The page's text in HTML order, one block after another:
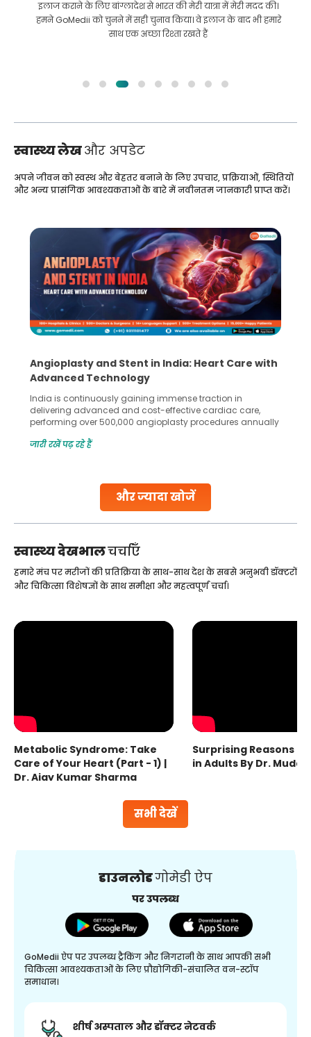
इलाज कराने के लिए बांग्लादेश से भारत की मेरी यात्रा में मेरी मदद की।
हमने GoMedii को चुनने में सही चुनाव किया। वे इलाज के बाद भी हमारे
साथ एक अच्छा रिश्ता रखते हैं
स्वास्थ्य लेखऔर अपडेट
और ज्यादा खोजें
अपने जीवन को स्वस्थ और बेहतर बनाने के लिए उपचार, प्रक्रियाओं, स्थितियों
और अन्य प्रासंगिक आवश्यकताओं के बारे में नवीनतम जानकारी प्राप्त करें।
Angioplasty and Stent in India: Heart Care with
Advanced Technology
India is continuously gaining immense traction in
delivering advanced and cost-effective cardiac care,
performing over 500,000 angioplasty procedures annually
globe are searching for treatments like angioplasty and
Studies, such as one published
जारी रखें पढ़ रहे हैं
स्वास्थ्य देखभालचर्चाएँ
सभी देखें
हमारे मंच पर मरीजों की प्रतिक्रिया के साथ-साथ देश के सबसे अनुभवी डॉक्टरों
और चिकित्सा विशेषज्ञों के साथ समीक्षा और महत्वपूर्ण चर्चा।
Metabolic Syndrome: Take
Care of Your Heart (Part - 1) |
Dr. Ajay Kumar Sharma
Surprising Reasons
in Adults By Dr.
डाउनलोडगोमेडी ऐप
पर उपलब्ध
GoMedii ऐप पर उपलब्ध ट्रैकिंग और निगरानी के साथ आपकी सभी
चिकित्सा आवश्यकताओं के लिए प्रौद्योगिकी-संचालित वन-स्टॉप
समाधान।
शीर्ष अस्पताल और डॉक्टर नेटवर्क